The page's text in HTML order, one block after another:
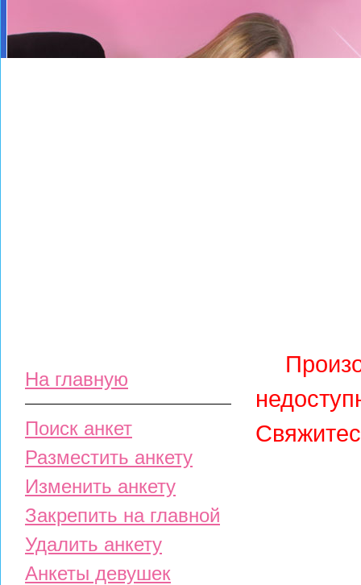
На главную
Поиск анкет
Разместить анкету
Изменить анкету
Закрепить на главной
Удалить анкету
Анкеты девушек